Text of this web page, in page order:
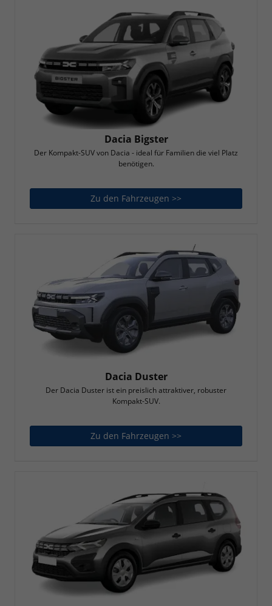
Dacia Bigster
Der Kompakt-SUV von Dacia - ideal für Familien die viel Platz
benötigen.
Zu den Fahrzeugen >>
Dacia Duster
Der Dacia Duster ist ein preislich attraktiver, robuster
Kompakt-SUV.
Zu den Fahrzeugen >>